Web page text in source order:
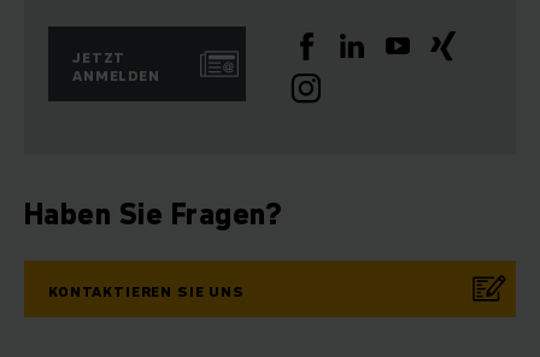
JETZT
ANMELDEN
Haben Sie Fragen?
KONTAKTIEREN SIE UNS